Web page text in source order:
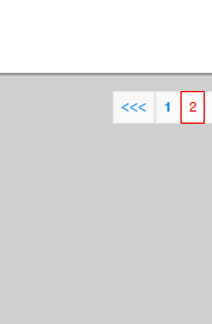
<<< 1 2